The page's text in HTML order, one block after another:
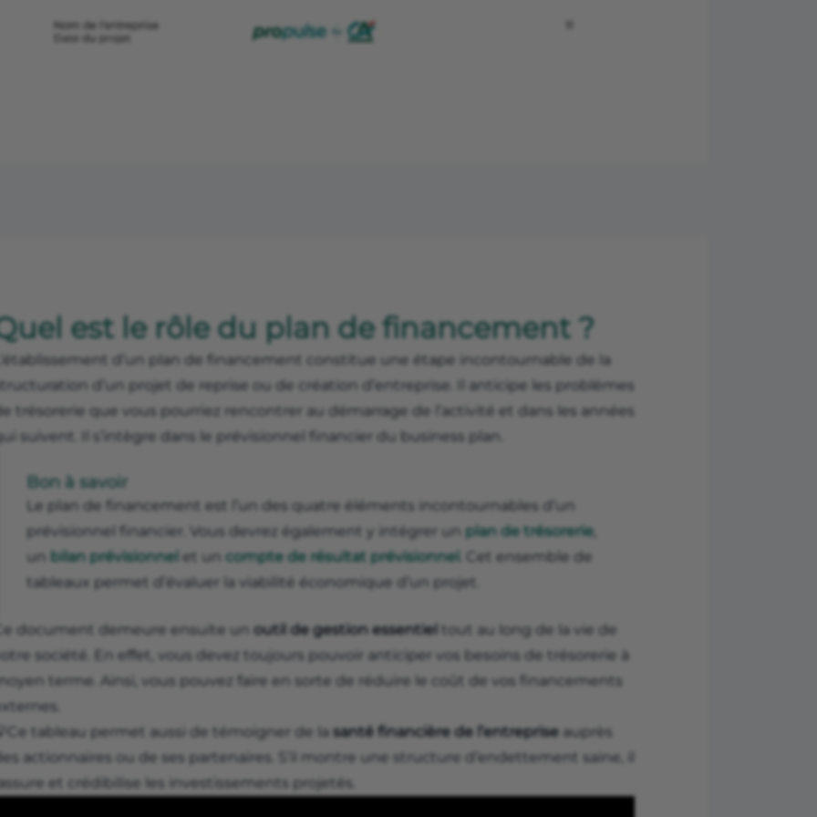
est le rôle du plan de financement ?
d’un plan de financement constitue une étape incontournable de la
d’un projet de reprise ou de création d’entreprise. Il anticipe les problèmes
trésorerie que vous pourriez rencontrer au démarrage de l’activité et dans les années
suivent. Il s’intègre dans le prévisionnel financier du business plan.
Bon à savoir
Le plan de financement est l’un des quatre éléments incontournables d’un
prévisionnel financier. Vous devrez également y intégrer un plan de trésorerie,
un bilan prévisionnel et un compte de résultat prévisionnel
. Cet ensemble de
tableaux permet d’évaluer la viabilité économique d’un projet.
document demeure ensuite un outil de gestion essentiel tout au long de la vie de
société. En effet, vous devez toujours pouvoir anticiper vos besoins de trésorerie à
terme. Ainsi, vous pouvez faire en sorte de réduire le coût de vos financements
tableau permet aussi de témoigner de la santé financière de l’entreprise auprès
actionnaires ou de ses partenaires. S’il montre une structure d’endettement saine, il
et crédibilise les investissements projetés.